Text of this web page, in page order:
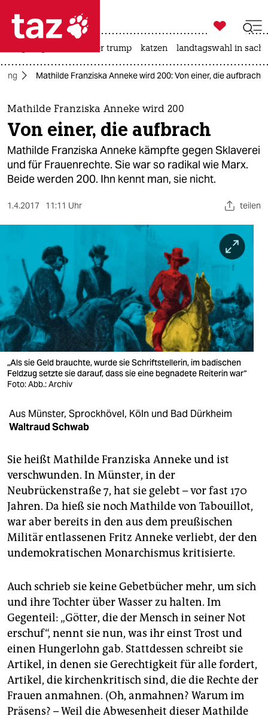
 taz zahl ich
taz zahl ich
themen
politik
öko
berlin
nord
wahrheit
verlag
verlag
shop
unterstützen
abo
genossenschaft
epaper login

taz zahl ich
usa unter trump katzen landtagswahl in
Mathilde Franziska Anneke wird 200: Von einer, die aufbrach
Mathilde Franziska Anneke wird 200
Von einer, die aufbrach
Mathilde Franziska Anneke kämpfte gegen Sklaverei
und für Frauenrechte. Sie war so radikal wie Marx.
Beide werden 200. Ihn kennt man, sie nicht.
1.4.2017 11:11 Uhr teilen
„Als sie Geld brauchte, wurde sie Schriftstellerin, im badischen
Feldzug setzte sie darauf, dass sie eine begnadete Reiterin war“
Foto: Abb.: Archiv
Aus Münster, Sprockhövel, Köln und Bad Dürkheim
Waltraud Schwab
Sie heißt Mathilde Franziska Anneke und ist
verschwunden. In Münster, in der
Neubrückenstraße 7, hat sie gelebt – vor fast 170
Jahren. Da hieß sie noch Mathilde von Tabouillot,
war aber bereits in den aus dem preußischen
Militär entlassenen Fritz Anneke verliebt, der den
undemokratischen Monarchismus kritisierte.
Auch schrieb sie keine Gebetbücher mehr, um sich
und ihre Tochter über Wasser zu halten. Im
Gegenteil: „Götter, die der Mensch in seiner Not
erschuf“, nennt sie nun, was ihr einst Trost und
einen Hungerlohn gab. Stattdessen schreibt sie
Artikel, in denen sie Gerechtigkeit für alle fordert,
Artikel, die kirchenkritisch sind, die die Rechte der
Frauen anmahnen. (Oh, anmahnen? Warum im
Präsens? – Weil die Abwesenheit dieser Mathilde